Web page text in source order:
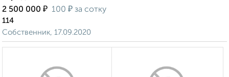
2 500 000 ₽ 100 ₽ за сотку
114
Собственник, 17.09.2020